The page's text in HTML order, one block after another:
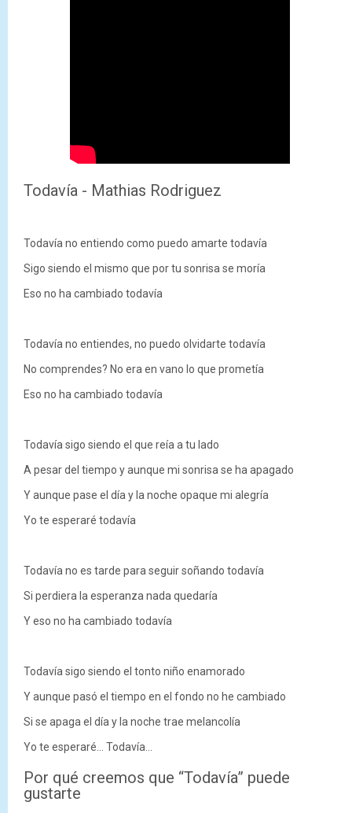
Todavía - Mathias Rodriguez
Todavía no entiendo como puedo amarte todavía
Sigo siendo el mismo que por tu sonrisa se moría
Eso no ha cambiado todavía
Todavía no entiendes, no puedo olvidarte todavía
No comprendes? No era en vano lo que prometía
Eso no ha cambiado todavía
Todavía sigo siendo el que reía a tu lado
A pesar del tiempo y aunque mi sonrisa se ha apagado
Y aunque pase el día y la noche opaque mi alegría
Yo te esperaré todavía
Todavía no es tarde para seguir soñando todavía
Si perdiera la esperanza nada quedaría
Y eso no ha cambiado todavía
Todavía sigo siendo el tonto niño enamorado
Y aunque pasó el tiempo en el fondo no he cambiado
Si se apaga el día y la noche trae melancolía
Yo te esperaré... Todavía...
Por qué creemos que “Todavía” puede
gustarte